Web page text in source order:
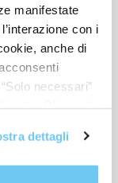
manifestate
con i
anche di
necessari”
di
consulta la
dettagli